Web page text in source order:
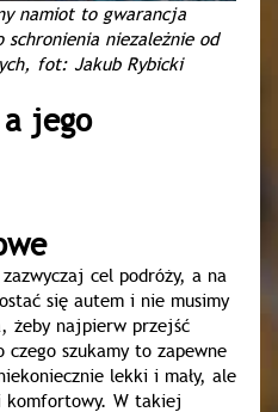
namiot to gwarancja
schronienia niezależnie od
fot: Jakub Rybicki
jego
cel podróży, a na
się autem i nie musimy
żeby najpierw przejść
szukamy to zapewne
lekki i mały, ale
komfortowy. W takiej